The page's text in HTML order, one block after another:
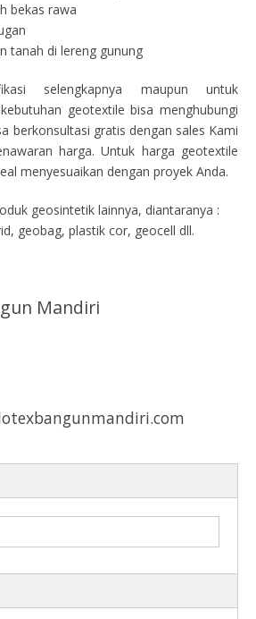
bekas rawa
tanah di lereng gunung
selengkapnya maupun untuk
geotextile bisa menghubungi
berkonsultasi gratis dengan sales Kami
harga. Untuk harga geotextile
menyesuaikan dengan proyek Anda.
geosintetik lainnya, diantaranya :
geobag, plastik cor, geocell dll.
Mandiri